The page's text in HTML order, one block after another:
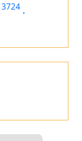
3724 .